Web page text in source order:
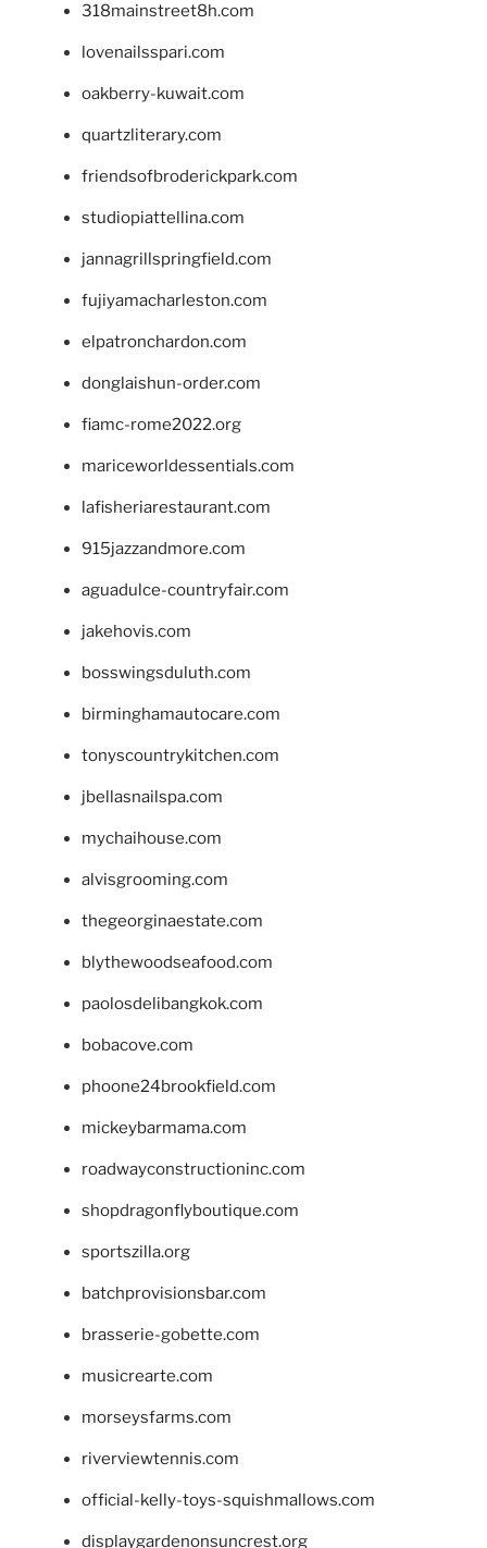
318mainstreet8h.com
lovenailsspari.com
oakberry-kuwait.com
quartzliterary.com
friendsofbroderickpark.com
studiopiattellina.com
jannagrillspringfield.com
fujiyamacharleston.com
elpatronchardon.com
donglaishun-order.com
fiamc-rome2022.org
mariceworldessentials.com
lafisheriarestaurant.com
915jazzandmore.com
aguadulce-countryfair.com
jakehovis.com
bosswingsduluth.com
birminghamautocare.com
tonyscountrykitchen.com
jbellasnailspa.com
mychaihouse.com
alvisgrooming.com
thegeorginaestate.com
blythewoodseafood.com
paolosdelibangkok.com
bobacove.com
phoone24brookfield.com
mickeybarmama.com
roadwayconstructioninc.com
shopdragonflyboutique.com
sportszilla.org
batchprovisionsbar.com
brasserie-gobette.com
musicrearte.com
morseysfarms.com
riverviewtennis.com
official-kelly-toys-squishmallows.com
displaygardenonsuncrest.org